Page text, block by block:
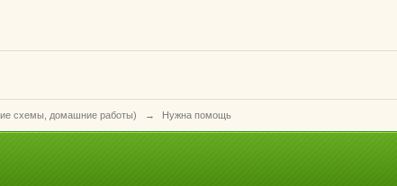
схемы, домашние работы) → Нужна помощь